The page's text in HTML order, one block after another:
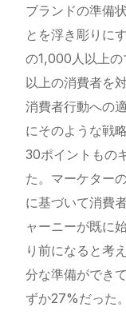
ブランドの準備
とを浮き彫りに
の1,000人以上
以上の消費者を
消費者行動への
にそのような戦
30ポイントもの
た。マーケター
に基づいて消費
ャーニーが既に
り前になると考
分な準備ができ
ずか27%だった。